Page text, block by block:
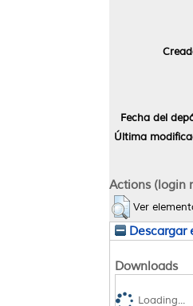
Fecha del
Última
Actions (login
Ver
Descargar
Downloads
Loading...